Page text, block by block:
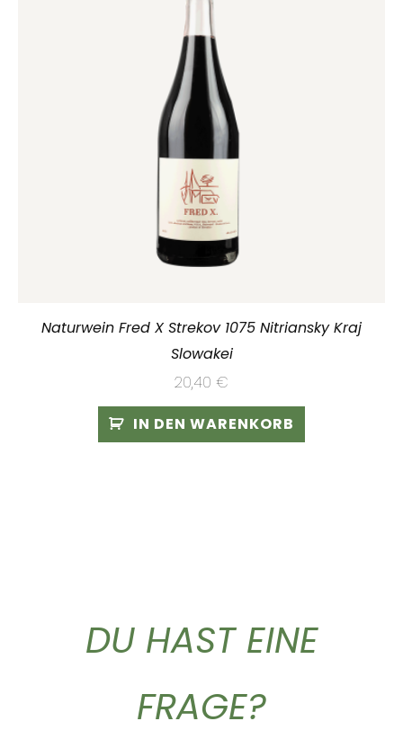
Naturwein Fred X Strekov 1075 Nitriansky Kraj
Slowakei
20,40 €
IN DEN WARENKORB
DU HAST EINE
FRAGE?